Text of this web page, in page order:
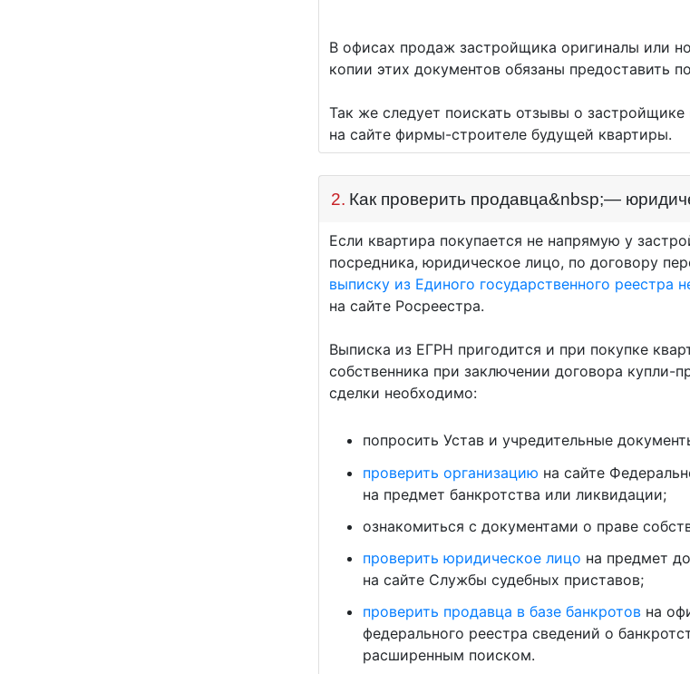
В офисах продаж застройщика оригиналы или
копии этих документов обязаны предоставить
Так же следует поискать отзывы о застройщике
на сайте фирмы-строителе будущей квартиры.
2. Как проверить продавца&nbsp;—
Если квартира покупается не напрямую у
посредника, юридическое лицо, по договору
выписку из Единого государственного реестра
на сайте Росреестра.
Выписка из ЕГРН пригодится и при покупке
собственника при заключении договора
сделки необходимо:
попросить Устав и учредительные
проверить организацию на сайте
на предмет банкротства или ликвидации;
ознакомиться с документами о праве
проверить юридическое лицо на предмет
на сайте Службы судебных приставов;
проверить продавца в базе банкротов на
федерального реестра сведений о
расширенным поиском.